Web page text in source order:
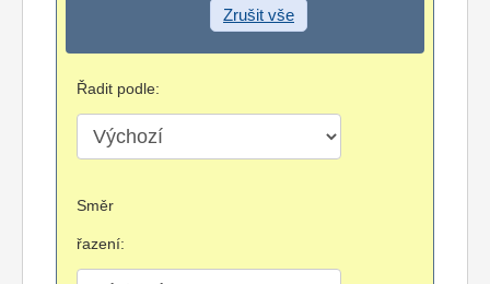
Zrušit vše
Řadit podle:
Směr
řazení: